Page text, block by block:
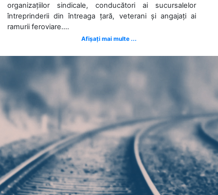
organizațiilor sindicale, conducători ai sucursalelor
întreprinderii din întreaga țară, veterani și angajați ai
ramurii feroviare....
Afișați mai multe ...